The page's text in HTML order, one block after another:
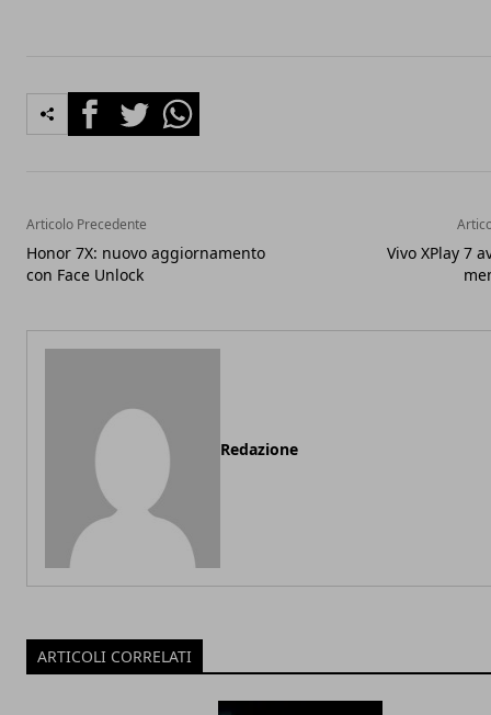
FacebookTwitterWhatsapp
Articolo Precedente
Honor 7X: nuovo aggiornamento
con Face Unlock
Vivo XPlay 7
Redazione
ARTICOLI CORRELATI